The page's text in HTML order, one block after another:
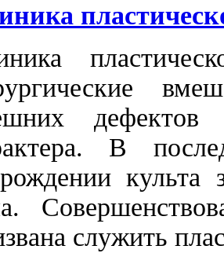
дефектов
В
культа
служить